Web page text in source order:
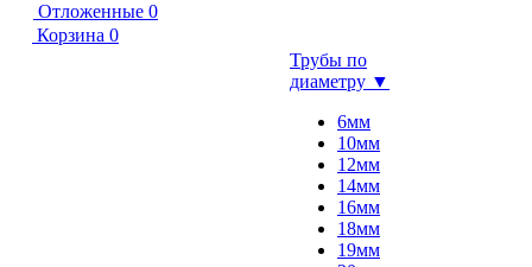
Отложенные 0
Корзина 0
Трубы по
диаметру ▼
6мм
10мм
12мм
14мм
16мм
18мм
19мм